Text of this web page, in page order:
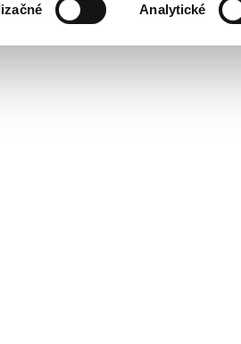
Analytické